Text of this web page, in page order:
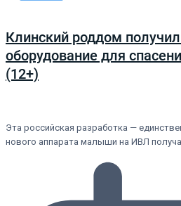
Клинский роддом
оборудование для
(12+)
Эта российская разработка —
нового аппарата малыши на ИВЛ